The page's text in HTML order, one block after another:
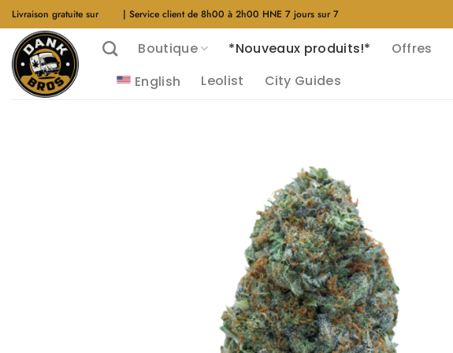
Aller
au
contenu
Livraison gratuite sur | Service client de 8h00 à 2h00 HNE 7 jours sur 7
Boutique *Nouveaux produits!* Offres
English
Leolist City Guides